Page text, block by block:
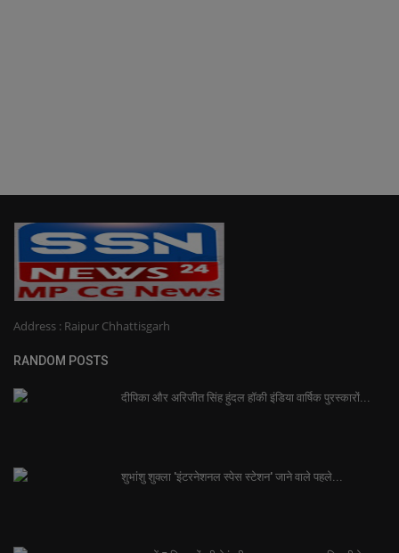
Address : Raipur Chhattisgarh
RANDOM POSTS
दीपिका और अरिजीत सिंह हुंदल हॉकी इंडिया वार्षिक पुरस्कारों...
शुभांशु शुक्ला 'इंटरनेशनल स्पेस स्टेशन' जाने वाले पहले...